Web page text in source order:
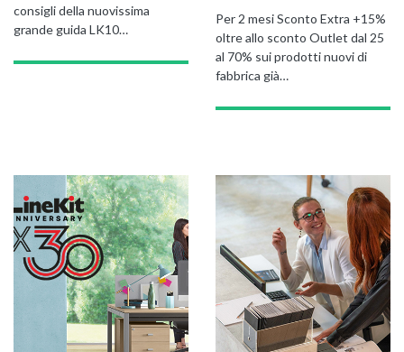
consigli della nuovissima
grande guida LK10…
Per 2 mesi Sconto Extra +15%
oltre allo sconto Outlet dal 25
al 70% sui prodotti nuovi di
fabbrica già…